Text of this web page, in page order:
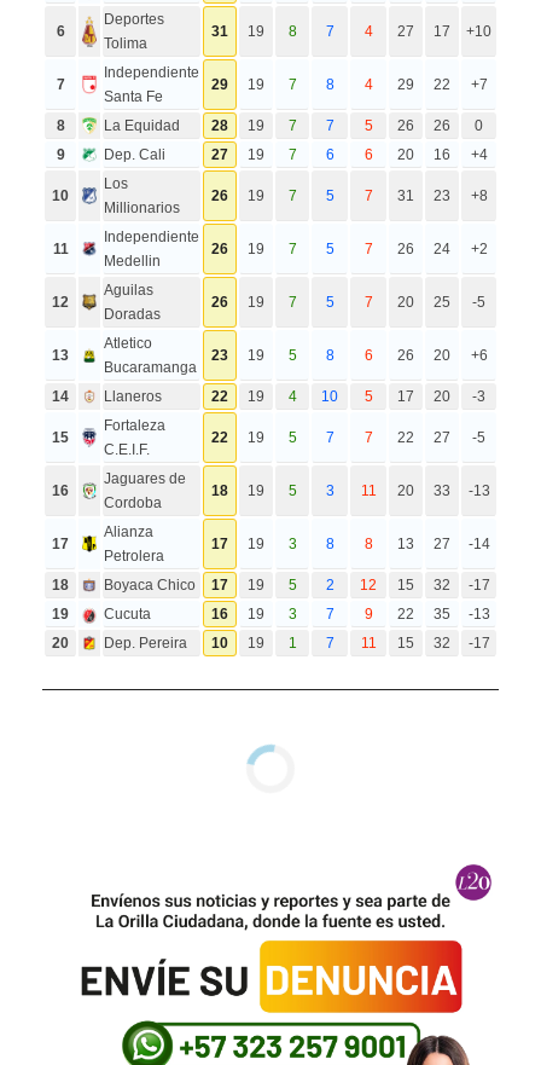
6
Deportes
Tolima
31 19 8 7 4 27 17 +10
7
Independiente
Santa Fe
29 19 7 8 4 29 22 +7
8 La Equidad 28 19 7 7 5 26 26
0
9
Dep. Cali 27 19 7 6 6 20 16 +4
10
Los
Millionarios
26 19 7 5 7 31 23 +8
11
Independiente
Medellin
26 19 7 5 7 26 24 +2
12
Aguilas
Doradas
26 19 7 5 7 20 25 -5
13
Atletico
Bucaramanga
23 19 5 8 6 26 20 +6
14 Llaneros 22 19 4 10 5 17 20 -3
15
Fortaleza
C.E.I.F.
22 19 5 7 7 22 27 -5
16
Jaguares de
Cordoba
18 19 5 3 11 20 33 -13
17
Alianza
Petrolera
17 19 3 8 8 13 27 -14
18 Boyaca Chico 17 19 5 2 12 15 32
-17
19
Cucuta 16 19 3 7 9 22 35
-13
20
Dep. Pereira 10 19 1 7 11 15 32 -17